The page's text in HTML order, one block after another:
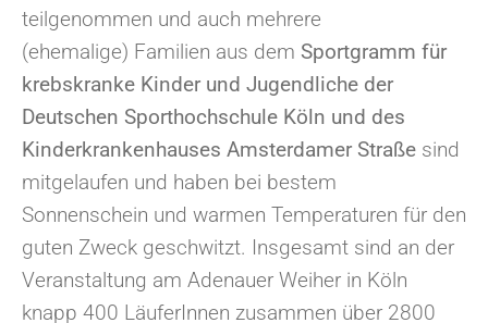
teilgenommen und auch mehrere
(ehemalige) Familien aus dem Sportgramm für
krebskranke Kinder und Jugendliche der
Deutschen Sporthochschule Köln und des
Kinderkrankenhauses Amsterdamer Straße sind
mitgelaufen und haben bei bestem
Sonnenschein und warmen Temperaturen für den
guten Zweck geschwitzt. Insgesamt sind an der
Veranstaltung am Adenauer Weiher in Köln
knapp 400 LäuferInnen zusammen über 2800